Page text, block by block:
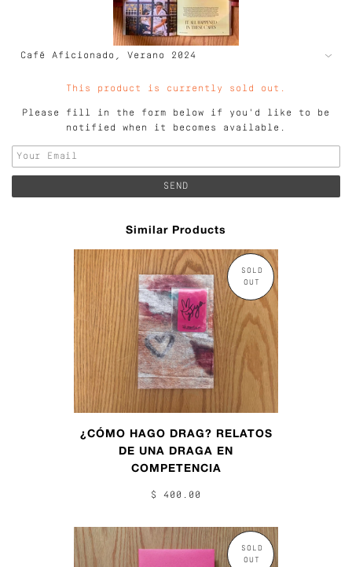
This product is currently sold out.
Please fill in the form below if you'd like to be
notified when it becomes available.
Similar Products
SOLD
OUT
¿CÓMO HAGO DRAG? RELATOS
DE UNA DRAGA EN
COMPETENCIA
$ 400.00
SOLD
OUT